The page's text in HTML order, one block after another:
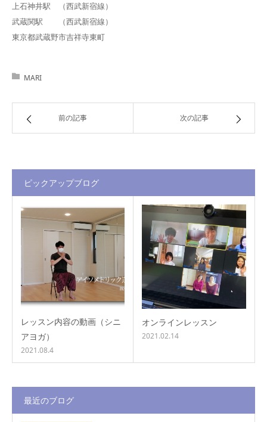
上石神井駅 （西武新宿線）
武蔵関駅 （西武新宿線）
東京都武蔵野市吉祥寺東町
MARI
前の記事 次の記事
ピックアップブログ
レッスン内容の動画（シニ
アヨガ）
2021.08.4
オンラインレッスン
2021.02.14
最近のブログ